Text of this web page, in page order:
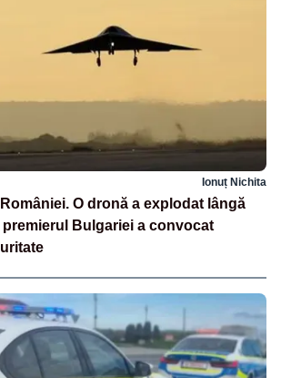
Ionuț Nichita
O dronă a explodat lângă
Bulgariei a convocat